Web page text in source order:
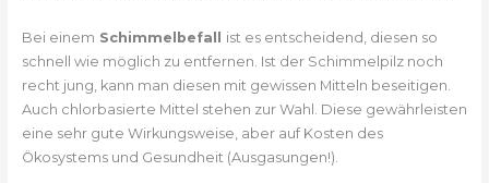
Bei einem Schimmelbefall ist es entscheidend, diesen so
schnell wie möglich zu entfernen. Ist der Schimmelpilz noch
recht jung, kann man diesen mit gewissen Mitteln beseitigen.
Auch chlorbasierte Mittel stehen zur Wahl. Diese gewährleisten
eine sehr gute Wirkungsweise, aber auf Kosten des
Ökosystems und Gesundheit (Ausgasungen!).